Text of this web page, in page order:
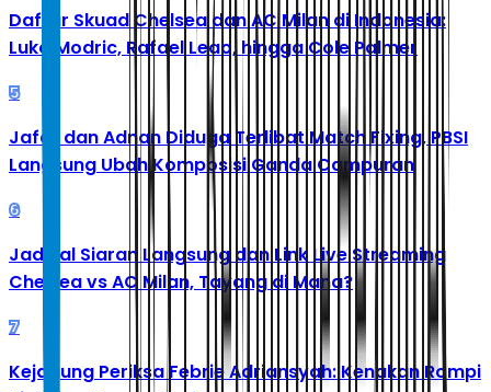
Daftar Skuad Chelsea dan AC Milan di Indonesia:
Luka Modric, Rafael Leao, hingga Cole Palmer
5
Jafar dan Adnan Diduga Terlibat Match Fixing, PBSI
Langsung Ubah Komposisi Ganda Campuran
6
Jadwal Siaran Langsung dan Link Live Streaming
Chelsea vs AC Milan, Tayang di Mana?
7
Kejagung Periksa Febrie Adriansyah: Kenakan Rompi